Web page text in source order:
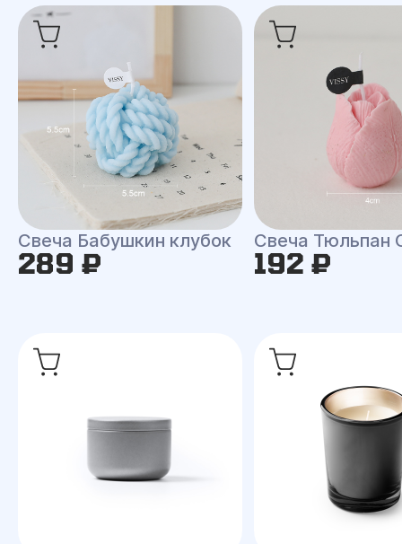
Свеча Бабушкин клубок
289 ₽
Свеча Тюльпан
192 ₽